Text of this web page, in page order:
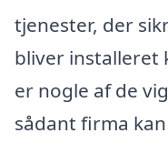
tjenester, der
bliver installeret
er nogle af de
sådant firma